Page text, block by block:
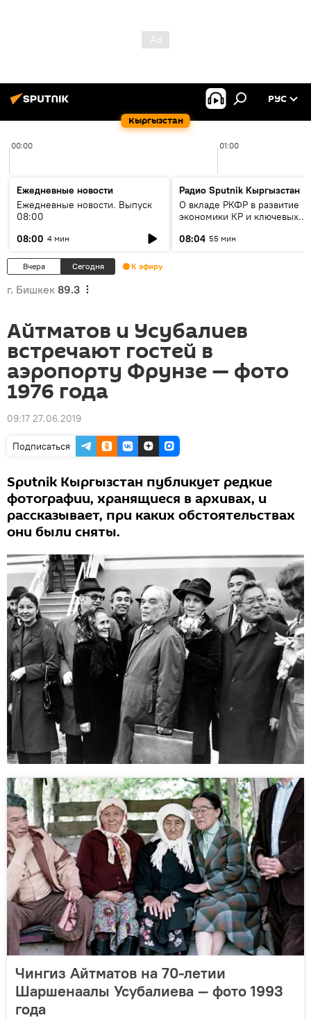
Кыргызстан
РУС
00:00 01:00
Ежедневные новости
Ежедневные новости. Выпуск
08:00
08:00 4 мин
Радио Sputnik Кыргызстан
О вкладе РКФР в развитие
экономики КР и ключевых
08:04 55 мин
Вчера Сегодня К эфиру
г. Бишкек 89.3
Айтматов и Усубалиев
встречают гостей в
аэропорту Фрунзе — фото
1976 года
09:17 27.06.2019
Подписаться
Sputnik Кыргызстан публикует редкие
фотографии, хранящиеся в архивах, и
рассказывает, при каких обстоятельствах
они были сняты.
Чингиз Айтматов на 70-летии
Шаршенаалы Усубалиева — фото 1993
года